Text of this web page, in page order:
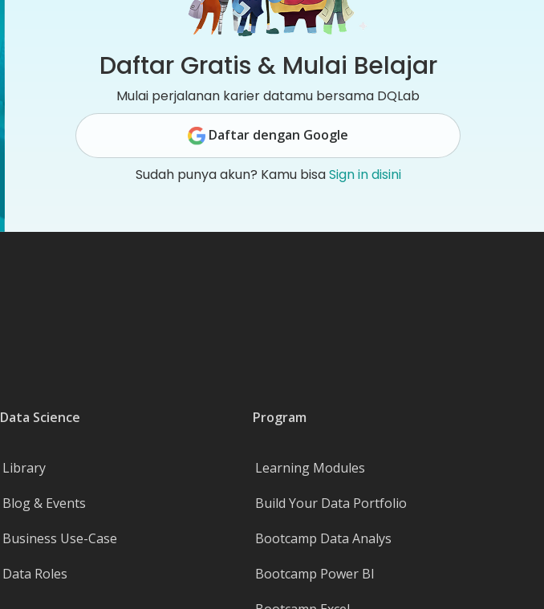
Daftar Gratis & Mulai Belajar
Mulai perjalanan karier datamu bersama DQLab
Daftar dengan Google
Sudah punya akun? Kamu bisaSign in disini
Data Science
Library
Blog & Events
Business Use-Case
Data Roles
Program
Learning Modules
Build Your Data Portfolio
Bootcamp Data Analys
Bootcamp Power BI